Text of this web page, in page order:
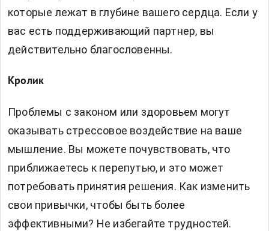
которые лежат в глубине вашего сердца. Если у
вас есть поддерживающий партнер, вы
действительно благословенны.
Кролик
Проблемы с законом или здоровьем могут
оказывать стрессовое воздействие на ваше
мышление. Вы можете почувствовать, что
приближаетесь к перепутью, и это может
потребовать принятия решения. Как изменить
свои привычки, чтобы быть более
эффективными? Не избегайте трудностей.